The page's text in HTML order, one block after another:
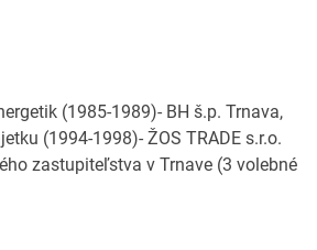
(1985-1989)- BH š.p. Trnava,
(1994-1998)- ŽOS TRADE s.r.o.
zastupiteľstva v Trnave (3 volebné